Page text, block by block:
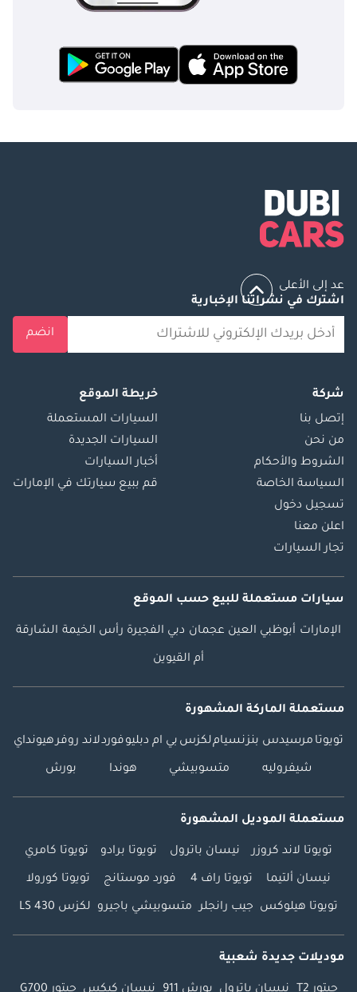
عد إلى الأعلى
اشترك في نشراتنا الإخبارية
انضم
شركة
إتصل بنا
من نحن
الشروط والأحكام
السياسة الخاصة
تسجيل دخول
اعلن معنا
تجار السيارات
خريطة الموقع
السيارات المستعملة
السيارات الجديدة
أخبار السيارات
قم ببيع سيارتك في الإمارات
سيارات مستعملة للبيع حسب الموقع
الإمارات أبوظبي العين عجمان دبي الفجيرة رأس الخيمة الشارقة
أم القيوين
مستعملة الماركة المشهورة
تويوتا مرسيدس بنزنسياملكزس بي ام دبليوفوردلاند روفرهيونداي
شيفروليه متسوبيشي هوندا بورش
مستعملة الموديل المشهورة
تويوتا لاند كروزر نيسان باترول تويوتا برادو تويوتا كامري
نيسان ألتيما تويوتا راف 4 فورد موستانج تويوتا كورولا
تويوتا هيلوكس جيب رانجلر متسوبيشي باجيرو لكزس LS 430
موديلات جديدة شعبية